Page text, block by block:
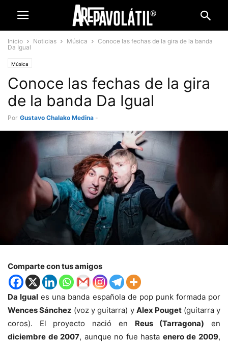
Inicio Noticias Música
Conoce las fechas de la gira de la banda
Da Igual
Música
Conoce las fechas de la gira
de la banda Da Igual
Por Gustavo Chalako Medina -
Comparte con tus amigos
Da Igual es una banda española de pop punk formada por
Wences Sánchez (voz y guitarra) y Alex Pouget(guitarra y
coros). El proyecto nació en Reus (Tarragona) en
diciembre de 2007, aunque no fue hasta enero de 2009,